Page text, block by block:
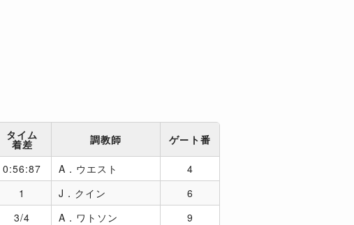
タイム
着差 調教師 ゲート番
0:56:87 A．ウエスト
4
1 J．クイン
6
3/4 A．ワトソン
9